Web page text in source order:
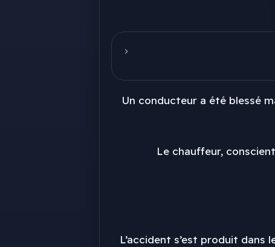
Un conducteur a été blessé
Le chauffeur,
L’accident s’est produit